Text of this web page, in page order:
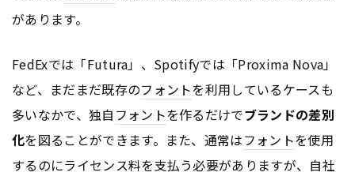
があります。
FedExでは「Futura」、Spotifyでは「Proxima Nova」
など、まだまだ既存のフォントを利用しているケースも
多いなかで、独自 フォントを作るだけでブランドの差別
化を図ることができます。また、通常はフォントを使用
するのにライセンス料を支払う必要がありますが、自社